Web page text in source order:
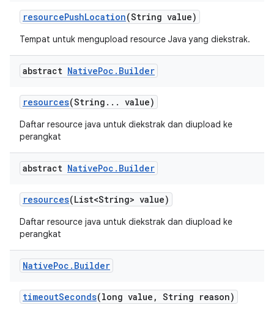
resourcePushLocation(String value)
Tempat untuk mengupload resource Java yang diekstrak.
abstract NativePoc . Builder
resources(String . . . value)
Daftar resource java untuk diekstrak dan diupload ke
perangkat
abstract NativePoc . Builder
resources(List<String> value)
Daftar resource java untuk diekstrak dan diupload ke
perangkat
NativePoc . Builder
timeoutSeconds(long value , String reason)